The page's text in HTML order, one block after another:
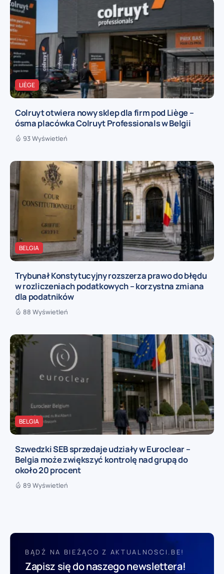
LIÈGE
Colruyt otwiera nowy sklep dla firm pod Liège –
ósma placówka Colruyt Professionals w Belgii
93 Wyświetleń
BELGIA
Trybunał Konstytucyjny rozszerza prawo do błędu
w rozliczeniach podatkowych – korzystna zmiana
dla podatników
88 Wyświetleń
BELGIA
Szwedzki SEB sprzedaje udziały w Euroclear –
Belgia może zwiększyć kontrolę nad grupą do
około 20 procent
89 Wyświetleń
BĄDŹ NA BIEŻĄCO Z AKTUALNOSCI.BE!
Zapisz się do naszego newslettera!